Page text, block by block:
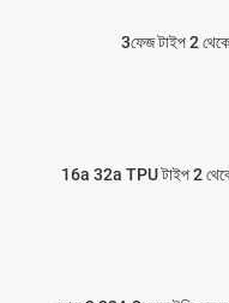
3ফেজ টাইপ 2
16a 32a TPU টাইপ 2